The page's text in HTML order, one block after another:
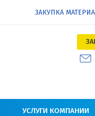
ЗАКУПКА
УСЛУГИ КОМПАНИИ